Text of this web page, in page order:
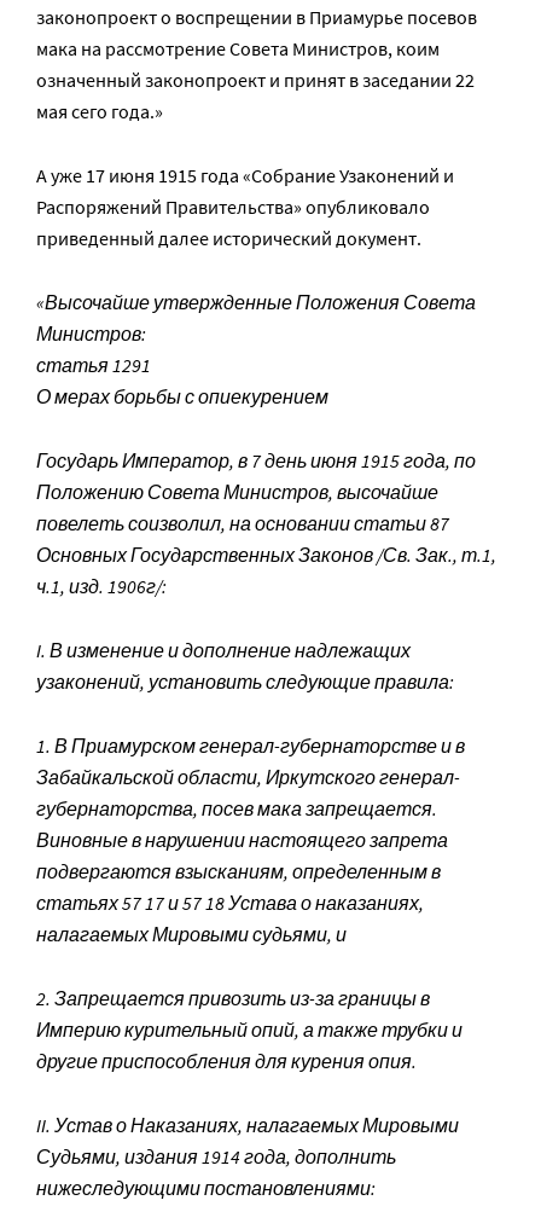
законопроект о воспрещении в Приамурье посевов
мака на рассмотрение Совета Министров, коим
означенный законопроект и принят в заседании 22
мая сего года.»
А уже 17 июня 1915 года «Собрание Узаконений и
Распоряжений Правительства» опубликовало
приведенный далее исторический документ.
«Высочайше утвержденные Положения Совета
Министров:
статья 1291
О мерах борьбы с опиекурением
Государь Император, в 7 день июня 1915 года, по
Положению Совета Министров, высочайше
повелеть соизволил, на основании статьи 87
Основных Государственных Законов /Св. Зак., т.1,
ч.1, изд. 1906г/:
I. В изменение и дополнение надлежащих
узаконений, установить следующие правила:
1. В Приамурском генерал-губернаторстве и в
Забайкальской области, Иркутского генерал-
губернаторства, посев мака запрещается.
Виновные в нарушении настоящего запрета
подвергаются взысканиям, определенным в
статьях 57 17 и 57 18 Устава о наказаниях,
налагаемых Мировыми судьями, и
2. Запрещается привозить из-за границы в
Империю курительный опий, а также трубки и
другие приспособления для курения опия.
II. Устав о Наказаниях, налагаемых Мировыми
Судьями, издания 1914 года, дополнить
нижеследующими постановлениями: